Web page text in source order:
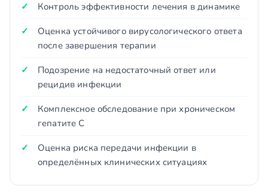
Контроль эффективности лечения в динамике
Оценка устойчивого вирусологического ответа
после завершения терапии
Подозрение на недостаточный ответ или
рецидив инфекции
Комплексное обследование при хроническом
гепатите С
Оценка риска передачи инфекции в
определённых клинических ситуациях